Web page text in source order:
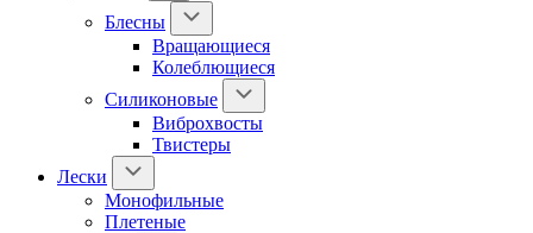
Блесны
Вращающиеся
Колеблющиеся
Силиконовые
Виброхвосты
Твистеры
Лески
Монофильные
Плетеные